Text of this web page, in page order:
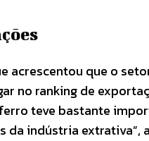
acrescentou que o
no ranking de
teve bastante
da indústria extrativa”,